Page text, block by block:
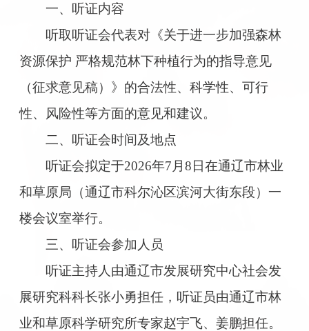
一、听证内容
听取听证会代表对《关于进一步加强森林
资源保护 严格规范林下种植行为的指导意见
（征求意见稿）》的合法性、科学性、可行
性、风险性等方面的意见和建议。
二、听证会时间及地点
听证会拟定于2026年7月8日在通辽市林业
和草原局（通辽市科尔沁区滨河大街东段）一
楼会议室举行。
三、听证会参加人员
听证主持人由通辽市发展研究中心社会发
展研究科科长张小勇担任，听证员由通辽市林
业和草原科学研究所专家赵宇飞、姜鹏担任。